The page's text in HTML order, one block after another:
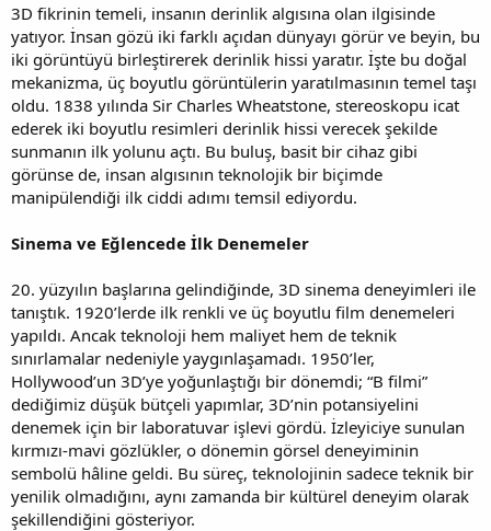
3D fikrinin temeli, insanın derinlik algısına olan ilgisinde
yatıyor. İnsan gözü iki farklı açıdan dünyayı görür ve beyin, bu
iki görüntüyü birleştirerek derinlik hissi yaratır. İşte bu doğal
mekanizma, üç boyutlu görüntülerin yaratılmasının temel taşı
oldu. 1838 yılında Sir Charles Wheatstone, stereoskopu icat
ederek iki boyutlu resimleri derinlik hissi verecek şekilde
sunmanın ilk yolunu açtı. Bu buluş, basit bir cihaz gibi
görünse de, insan algısının teknolojik bir biçimde
manipülendiği ilk ciddi adımı temsil ediyordu.
Sinema ve Eğlencede İlk Denemeler
20. yüzyılın başlarına gelindiğinde, 3D sinema deneyimleri ile
tanıştık. 1920’lerde ilk renkli ve üç boyutlu film denemeleri
yapıldı. Ancak teknoloji hem maliyet hem de teknik
sınırlamalar nedeniyle yaygınlaşamadı. 1950’ler,
Hollywood’un 3D’ye yoğunlaştığı bir dönemdi; “B filmi”
dediğimiz düşük bütçeli yapımlar, 3D’nin potansiyelini
denemek için bir laboratuvar işlevi gördü. İzleyiciye sunulan
kırmızı-mavi gözlükler, o dönemin görsel deneyiminin
sembolü hâline geldi. Bu süreç, teknolojinin sadece teknik bir
yenilik olmadığını, aynı zamanda bir kültürel deneyim olarak
şekillendiğini gösteriyor.